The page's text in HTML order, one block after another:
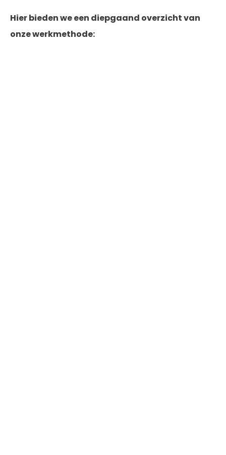
Hier bieden we een diepgaand overzicht van
onze werkmethode: